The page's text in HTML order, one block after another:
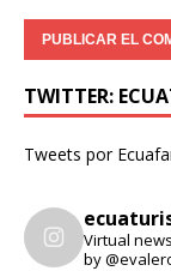
TWITTER:
Tweets por
Virtual
by